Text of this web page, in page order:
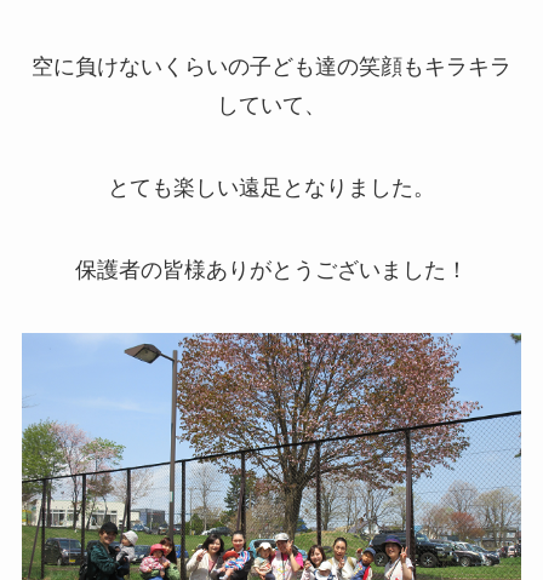
空に負けないくらいの子ども達の笑顔もキラキラ
していて、
とても楽しい遠足となりました。
保護者の皆様ありがとうございました！